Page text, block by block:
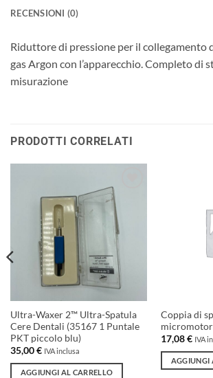
RECENSIONI (0)
Riduttore di pressione per il collegamento
gas Argon con l’apparecchio. Completo di
misurazione
PRODOTTI CORRELATI
Aggiungi
alla lista
desideri
Ultra-Waxer 2™ Ultra-Spatula
Cere Dentali (35167 1 Puntale
PKT piccolo blu)
35,00€ IVA inclusa
AGGIUNGI AL CARRELLO
Coppia di
17,08€ IVA
AGGIUNGI